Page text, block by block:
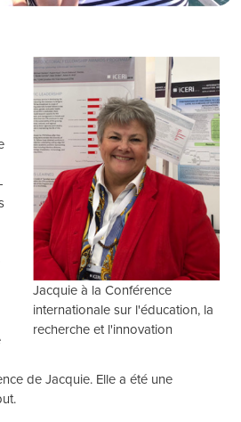
Jacquie à la Conférence
internationale sur l'éducation, la
recherche et l'innovation
de Jacquie. Elle a été une